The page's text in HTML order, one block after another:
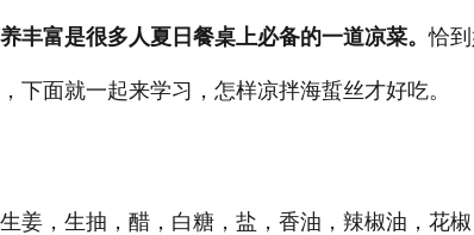
丰富是很多人夏日餐桌上必备的一道凉菜。恰
下面就一起来学习，怎样凉拌海蜇丝才好吃。
姜，生抽，醋，白糖，盐，香油，辣椒油，花椒